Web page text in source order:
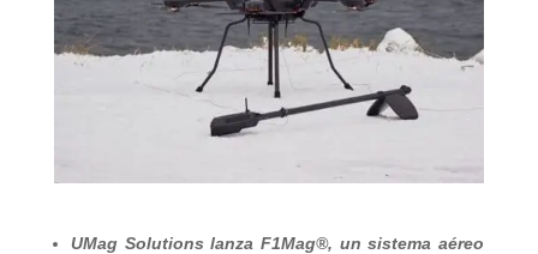
UMag Solutions lanza F1Mag®, un sistema aéreo